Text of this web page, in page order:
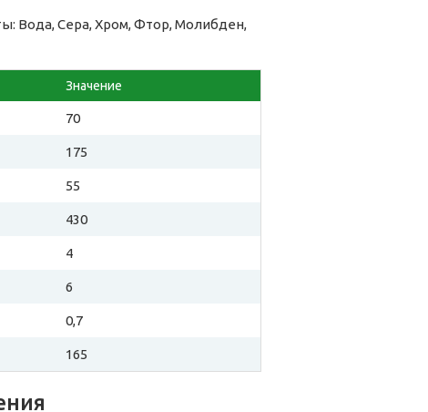
Вода, Сера, Хром, Фтор, Молибден,
Значение
70
175
55
430
4
6
0,7
165